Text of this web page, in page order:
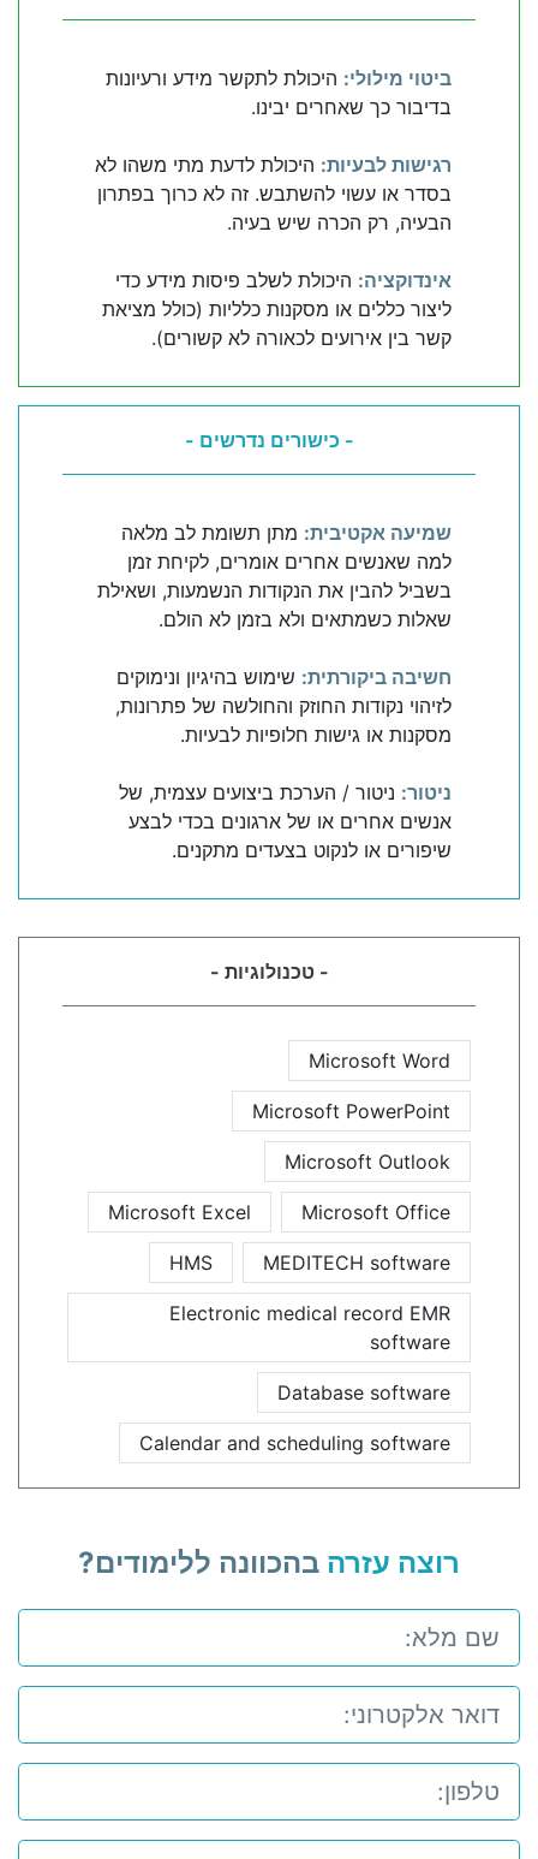
ביטוי מילולי: היכולת לתקשר מידע ורעיונות
בדיבור כך שאחרים יבינו.
רגישות לבעיות: היכולת לדעת מתי משהו לא
בסדר או עשוי להשתבש. זה לא כרוך בפתרון
הבעיה, רק הכרה שיש בעיה.
אינדוקציה: היכולת לשלב פיסות מידע כדי
ליצור כללים או מסקנות כלליות (כולל מציאת
קשר בין אירועים לכאורה לא קשורים).
- כישורים נדרשים -
שמיעה אקטיבית: מתן תשומת לב מלאה
למה שאנשים אחרים אומרים, לקיחת זמן
בשביל להבין את הנקודות הנשמעות, ושאילת
שאלות כשמתאים ולא בזמן לא הולם.
חשיבה ביקורתית: שימוש בהיגיון ונימוקים
לזיהוי נקודות החוזק והחולשה של פתרונות,
מסקנות או גישות חלופיות לבעיות.
ניטור: ניטור / הערכת ביצועים עצמית, של
אנשים אחרים או של ארגונים בכדי לבצע
שיפורים או לנקוט בצעדים מתקנים.
- טכנולוגיות -
Microsoft Word
Microsoft PowerPoint
Microsoft Outlook
Microsoft Office
Microsoft Excel
MEDITECH software
HMS
Electronic medical record EMR
software
Database software
Calendar and scheduling software
רוצה עזרה בהכוונה ללימודים?